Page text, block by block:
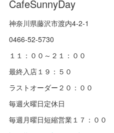
CafeSunnyDay
神奈川県藤沢市渡内4-2-1
0466-52-5730
１１：００～２１：００
最終入店１９：５０
ラストオーダー２０：００
毎週火曜日定休日
毎週月曜日短縮営業１７：００